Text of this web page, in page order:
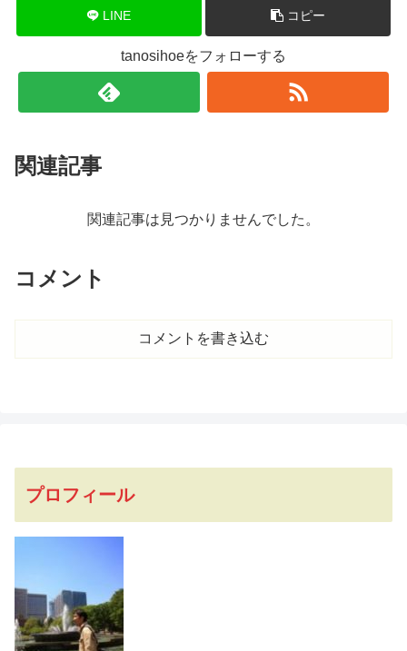
LINE コピー
tanosihoeをフォローする
関連記事
関連記事は見つかりませんでした。
コメント
コメントを書き込む
プロフィール